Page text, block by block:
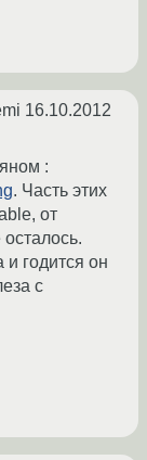
16.10.2012
:
. Часть этих
от
и годится он
с